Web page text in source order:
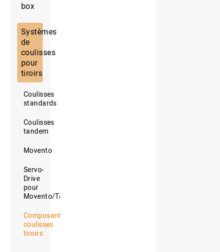
box
Systèmes
de
coulisses
pour
tiroirs
Coulisses
standards
Coulisses
tandem
Movento
Servo-
Drive
pour
Movento/Tandem
Composante
coulisses
tiroirs